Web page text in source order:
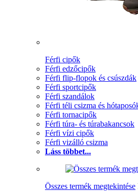
Férfi cipők
Férfi edzőcipők
Férfi flip-flopok és csúszdák
Férfi sportcipők
Férfi szandálok
Férfi téli csizma és
Férfi tornacipők
Férfi túra- és túrabakancsok
Férfi vízi cipők
Férfi vizálló csizma
Láss többet...
Összes termék megtekintése